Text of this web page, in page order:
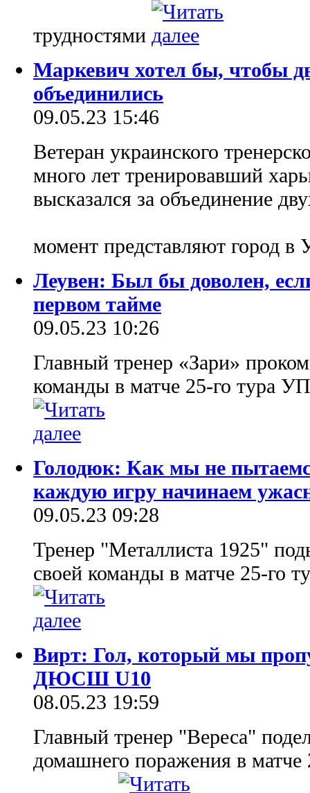
трудностями
Маркевич хотел бы, чтобы
объединились
09.05.23 15:46
Ветеран украинского
много лет тренировавший
высказался за объединение
момент представляют город
Леувен: Был бы доволен,
первом тайме
09.05.23 10:26
Главный тренер «Зари»
команды в матче 25-го тура
Голодюк: Как мы не
каждую игру начинаем
09.05.23 09:28
Тренер "Металлиста 1925"
своей команды в матче 25-го
Вирт: Гол, который мы
ДЮСШ U10
08.05.23 19:59
Главный тренер "Вереса"
домашнего поражения в